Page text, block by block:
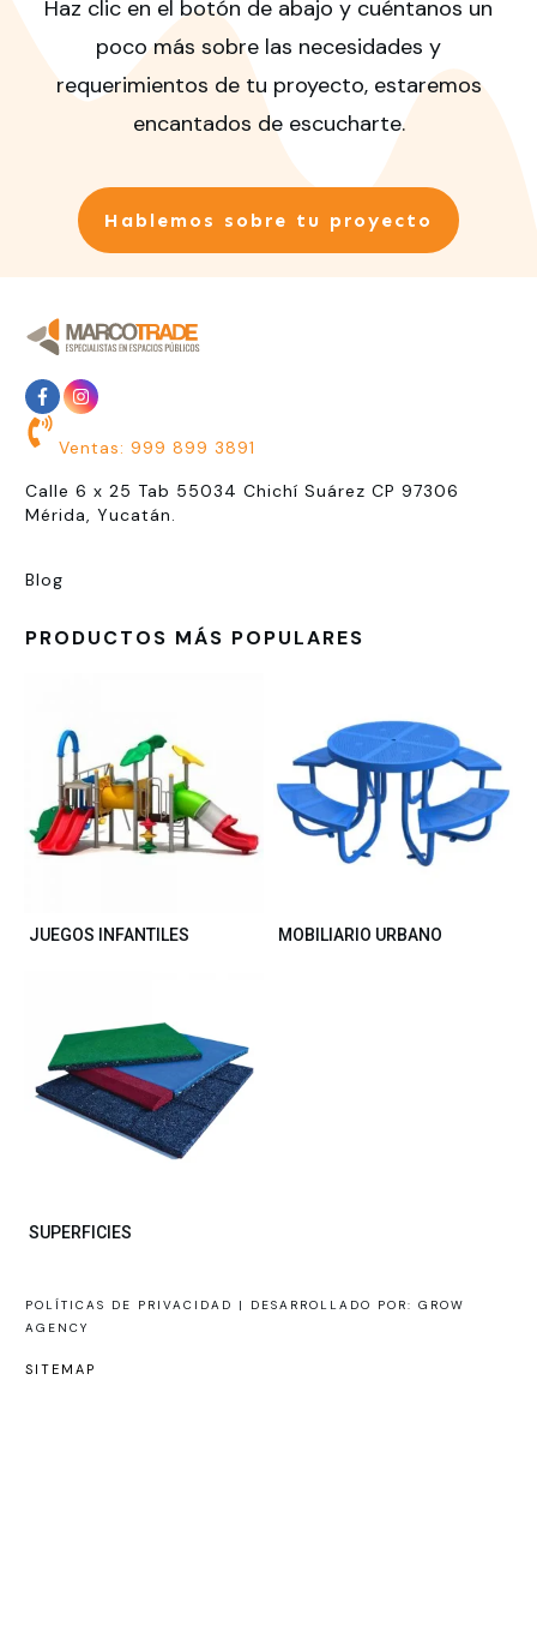
Haz clic en el botón de abajo y cuéntanos un
poco más sobre las necesidades y
requerimientos de tu proyecto, estaremos
encantados de escucharte.
Hablemos sobre tu proyecto
Ventas: 999 899 3891
Calle 6 x 25 Tab 55034 Chichí Suárez CP 97306
Mérida, Yucatán.
Blog
PRODUCTOS MÁS POPULARES
JUEGOS INFANTILES MOBILIARIO URBANO
SUPERFICIES
POLÍTICAS DE PRIVACIDAD |
DESARROLLADO POR: GROW
AGENCY
SITEMAP